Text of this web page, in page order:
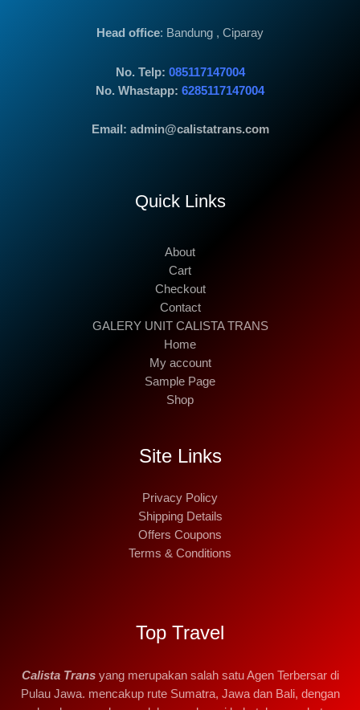
Head office: Bandung , Ciparay
No. Telp: 085117147004
No. Whastapp: 6285117147004
Email: admin@calistatrans.com
Quick Links
About
Cart
Checkout
Contact
GALERY UNIT CALISTA TRANS
Home
My account
Sample Page
Shop
Site Links
Privacy Policy
Shipping Details
Offers Coupons
Terms & Conditions
Top Travel
Calista Transyang merupakan salah satu Agen Terbersar di
Pulau Jawa. mencakup rute Sumatra, Jawa dan Bali, dengan